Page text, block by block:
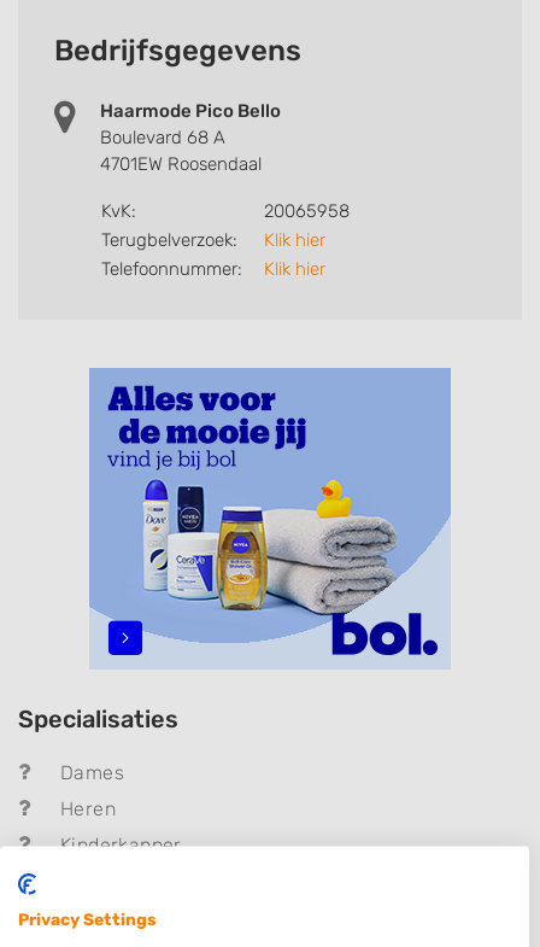
Bedrijfsgegevens
Haarmode Pico Bello
Boulevard 68 A
4701EW Roosendaal
KvK:
20065958
Terugbelverzoek:
Klik hier
Telefoonnummer:
Klik hier
Specialisaties
Dames
Heren
Kinderkapper
Barber
Privacy Settings